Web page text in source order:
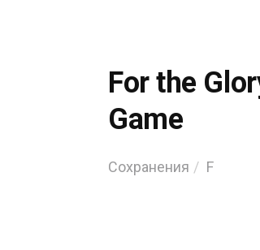
For the
Game
Сохранения F